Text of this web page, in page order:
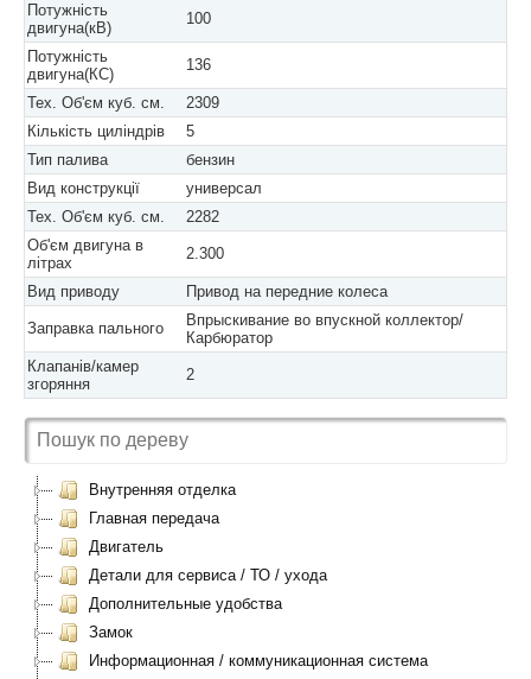
Потужність
двигуна(кВ)
100
Потужність
двигуна(КС)
136
Тех. Об'єм куб. см.
2309
Кількість циліндрів
5
Тип палива
бензин
Вид конструкції
универсал
Тех. Об'єм куб. см.
2282
Об'єм двигуна в
літрах
2.300
Вид приводу Привод на передние колеса
Заправка пального
Впрыскивание во впускной коллектор/
Карбюратор
Клапанів/камер
згоряння
2
Внутренняя отделка
Главная передача
Двигатель
Детали для сервиса / ТО / ухода
Дополнительные удобства
Замок
Информационная / коммуникационная система